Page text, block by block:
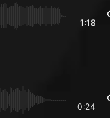
1:18
0:24